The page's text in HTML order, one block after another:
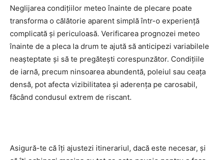
Neglijarea condițiilor meteo înainte de plecare poate
transforma o călătorie aparent simplă într-o experiență
complicată și periculoasă. Verificarea prognozei meteo
înainte de a pleca la drum te ajută să anticipezi variabilele
neașteptate și să te pregătești corespunzător. Condițiile
de iarnă, precum ninsoarea abundentă, poleiul sau ceața
densă, pot afecta vizibilitatea și aderența pe carosabil,
făcând condusul extrem de riscant.
Asigură-te că îți ajustezi itinerariul, dacă este necesar, și